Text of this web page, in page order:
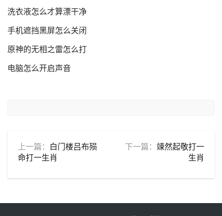
洗衣液怎么才算漂干净
手机遮挡黑屏怎么关闭
原神的无相之雷怎么打
电脑怎么开启声音
上一篇： 白门楼吕布殒
命打一生肖
下一篇： 竦然起敬打一
生肖